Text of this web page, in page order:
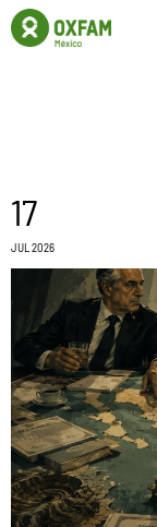
17
JUL 2026